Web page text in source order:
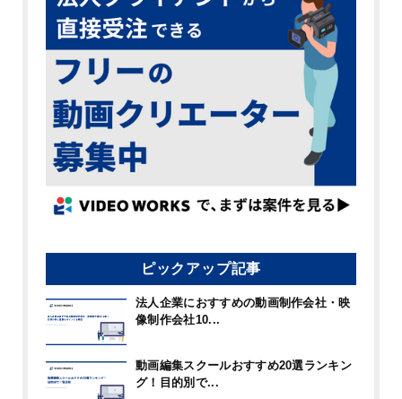
ピックアップ記事
法人企業におすすめの動画制作会社・映
像制作会社10...
動画編集スクールおすすめ20選ランキン
グ！目的別で...